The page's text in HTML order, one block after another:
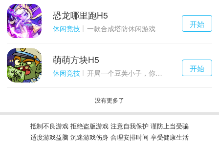
千百度h5
游戏
开始
恐龙哪里跑H5
休闲竞技 一款合成塔防休闲游戏
千百度h5
游戏
开始
萌萌方块H5
休闲竞技 开局一个豆荚小子，你能坚持到几关？
没有更多了
抵制不良游戏 拒绝盗版游戏 注意自我保护 谨防上当受骗
适度游戏益脑 沉迷游戏伤身 合理安排时间 享受健康生活